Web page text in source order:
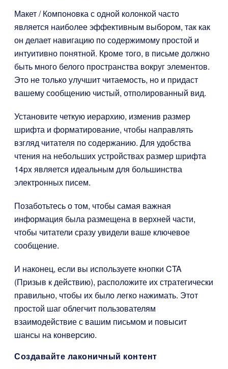
Макет / Компоновка с одной колонкой часто
является наиболее эффективным выбором, так как
он делает навигацию по содержимому простой и
интуитивно понятной. Кроме того, в письме должно
быть много белого пространства вокруг элементов.
Это не только улучшит читаемость, но и придаст
вашему сообщению чистый, отполированный вид.
Установите четкую иерархию, изменив размер
шрифта и форматирование, чтобы направлять
взгляд читателя по содержанию. Для удобства
чтения на небольших устройствах размер шрифта
14px является идеальным для большинства
электронных писем.
Позаботьтесь о том, чтобы самая важная
информация была размещена в верхней части,
чтобы читатели сразу увидели ваше ключевое
сообщение.
И наконец, если вы используете кнопки CTA
(Призыв к действию), расположите их стратегически
правильно, чтобы их было легко нажимать. Этот
простой шаг облегчит пользователям
взаимодействие с вашим письмом и повысит
шансы на конверсию.
Создавайте лаконичный контент